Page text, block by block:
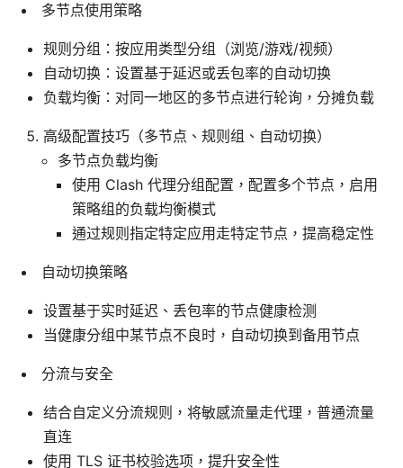
多节点使用策略
规则分组：按应用类型分组（浏览/游戏/视频）
自动切换：设置基于延迟或丢包率的自动切换
负载均衡：对同一地区的多节点进行轮询，分摊负载
高级配置技巧（多节点、规则组、自动切换）
多节点负载均衡
使用 Clash 代理分组配置，配置多个节点，启用
策略组的负载均衡模式
通过规则指定特定应用走特定节点，提高稳定性
自动切换策略
设置基于实时延迟、丢包率的节点健康检测
当健康分组中某节点不良时，自动切换到备用节点
分流与安全
结合自定义分流规则，将敏感流量走代理，普通流量
直连
使用 TLS 证书校验选项，提升安全性